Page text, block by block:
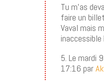
Tu m’as
faire un
Vaval mais
inaccessible
5. Le mardi
17:16 par